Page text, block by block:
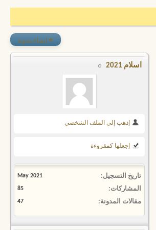
+ إنشاء مدونة
اسلام 2021
إذهب إلى الملف الشخصي
إجعلها كمقروءة
تاريخ التسجيل May 2021
المشاركات 85
مقالات المدونة 47